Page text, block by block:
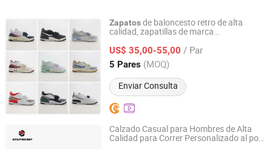
tamaños personalizados
transpirables, suaves,
tipo barefoot,
Correr
Calidad para
Zapatosde baloncesto retro de alta
calidad, zapatillas de marca
calzado deportivo, zapato de baloncesto
US$ 35,00-55,00 / Par
5 Pares (MOQ)
Enviar Consulta
Ningbo Mastereliable Trading Co., Ltd.
Zhejiang, China Desde 2022
Calzado Casual para Hombres de Alta
Calidad para Correr Personalizado al por
QUANZHOU QIRUN TRADING CO., LTD.